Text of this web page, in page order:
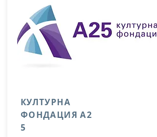
КУЛТУРНА
ФОНДАЦИЯ А2
5